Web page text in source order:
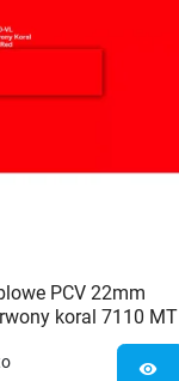
PCV 22mm
koral 7110 MT
visibility